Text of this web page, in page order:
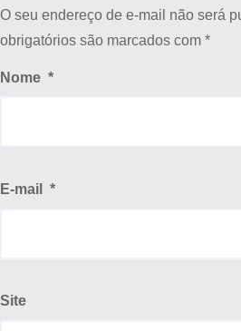
O seu endereço de e-mail não será
obrigatórios são marcados com *
Nome *
E-mail *
Site